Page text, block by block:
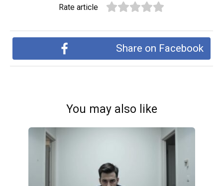
Rate article
Share on Facebook
You may also like